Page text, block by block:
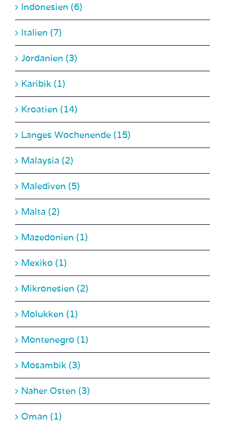
Indonesien (6)
Italien (7)
Jordanien (3)
Karibik (1)
Kroatien (14)
Langes Wochenende (15)
Malaysia (2)
Malediven (5)
Malta (2)
Mazedonien (1)
Mexiko (1)
Mikronesien (2)
Molukken (1)
Montenegro (1)
Mosambik (3)
Naher Osten (3)
Oman (1)